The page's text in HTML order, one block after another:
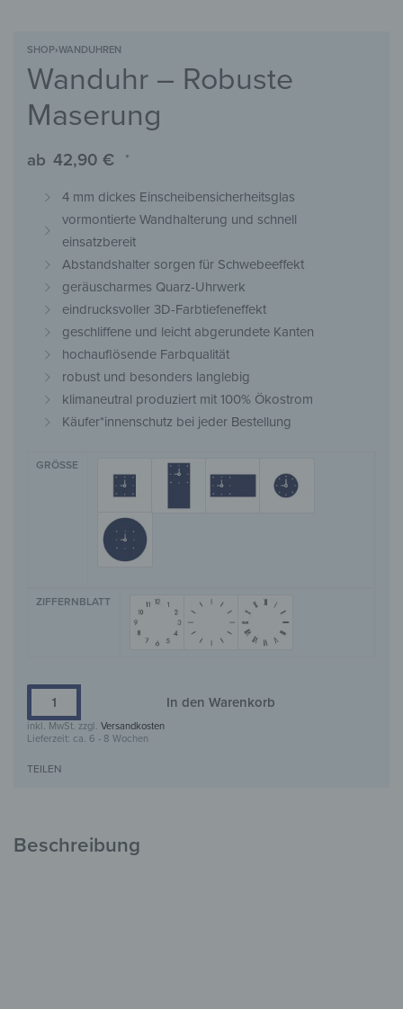
SHOP›WANDUHREN
Wanduhr – Robuste
Maserung
ab 42,90 € *
4 mm dickes Einscheibensicherheitsglas
vormontierte Wandhalterung und schnell
einsatzbereit
Abstandshalter sorgen für Schwebeeffekt
geräuscharmes Quarz-Uhrwerk
eindrucksvoller 3D-Farbtiefeneffekt
geschliffene und leicht abgerundete Kanten
hochauflösende Farbqualität
robust und besonders langlebig
klimaneutral produziert mit 100% Ökostrom
Käufer*innenschutz bei jeder Bestellung
GRÖSSE
ZIFFERNBLATT
In den Warenkorb
inkl. MwSt. zzgl. Versandkosten
Lieferzeit: ca. 6 - 8 Wochen
TEILEN
Beschreibung